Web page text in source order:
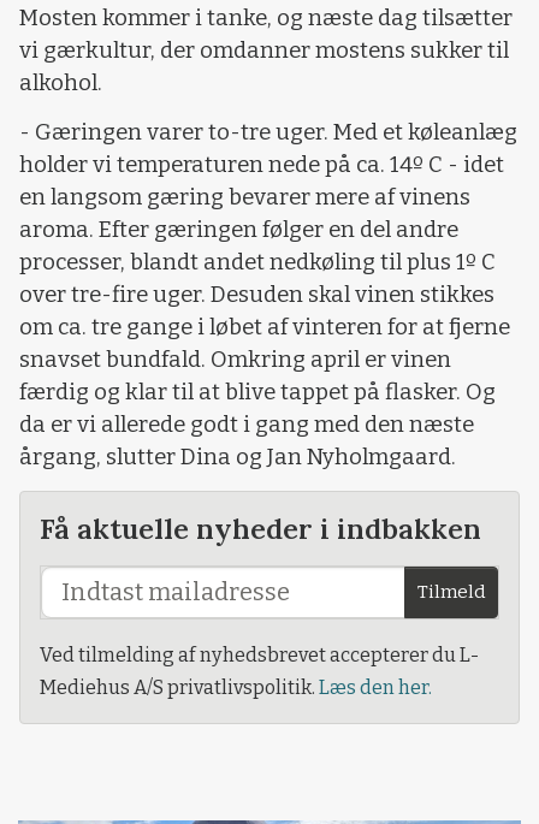
Mosten kommer i tanke, og næste dag tilsætter
vi gærkultur, der omdanner mostens sukker til
alkohol.
- Gæringen varer to-tre uger. Med et køleanlæg
holder vi temperaturen nede på ca. 14º C - idet
en langsom gæring bevarer mere af vinens
aroma. Efter gæringen følger en del andre
processer, blandt andet nedkøling til plus 1º C
over tre-fire uger. Desuden skal vinen stikkes
om ca. tre gange i løbet af vinteren for at fjerne
snavset bundfald. Omkring april er vinen
færdig og klar til at blive tappet på flasker. Og
da er vi allerede godt i gang med den næste
årgang, slutter Dina og Jan Nyholmgaard.
Få aktuelle nyheder i indbakken
Tilmeld
Ved tilmelding af nyhedsbrevet accepterer du L-
Mediehus A/S privatlivspolitik. Læs den her.